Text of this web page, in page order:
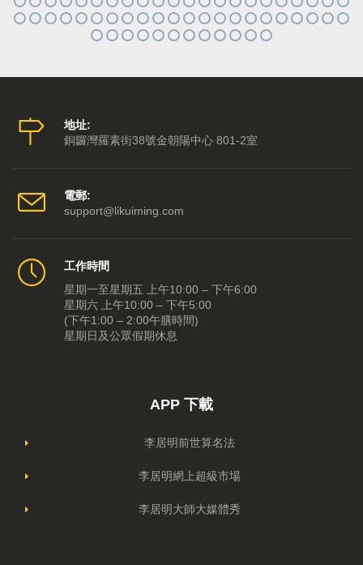
地址:
銅鑼灣羅素街38號金朝陽中心 801-2室
電郵:
support@likuiming.com
工作時間
星期一至星期五 上午10:00 – 下午6:00
星期六 上午10:00 – 下午5:00
(下午1:00 – 2:00午膳時間)
星期日及公眾假期休息
APP 下載
李居明前世算名法
李居明網上超級市場
李居明大師大媒體秀